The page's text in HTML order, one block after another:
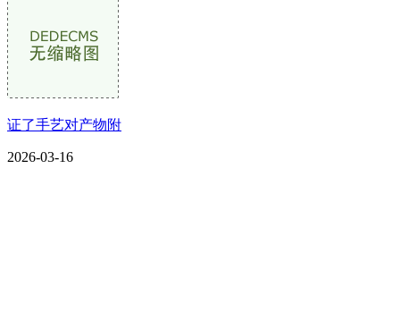
证了手艺对产物附
2026-03-16